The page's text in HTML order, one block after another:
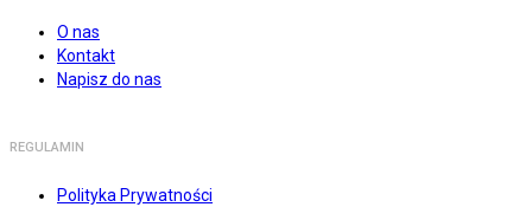
O nas
Kontakt
Napisz do nas
REGULAMIN
Polityka Prywatności